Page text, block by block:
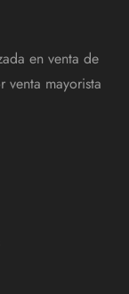
en venta de
mayorista